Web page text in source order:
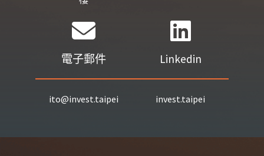
電子郵件
ito@invest.taipei
Linkedin
invest.taipei